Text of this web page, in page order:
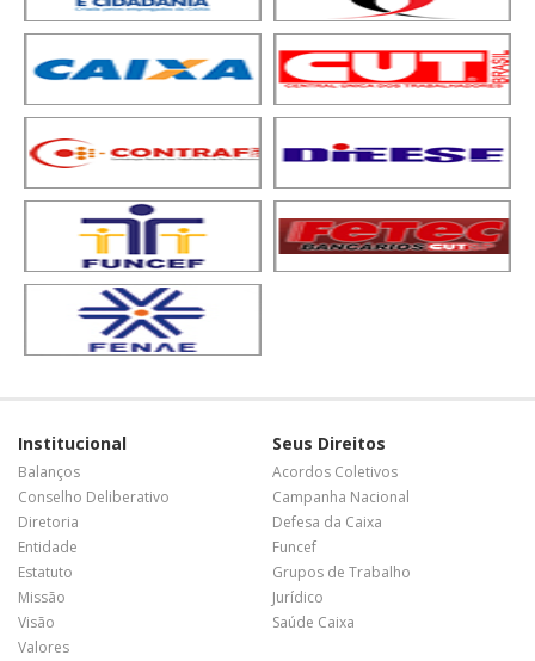
Institucional
Balanços
Conselho Deliberativo
Diretoria
Entidade
Estatuto
Missão
Visão
Valores
Seus Direitos
Acordos Coletivos
Campanha Nacional
Defesa da Caixa
Funcef
Grupos de Trabalho
Jurídico
Saúde Caixa